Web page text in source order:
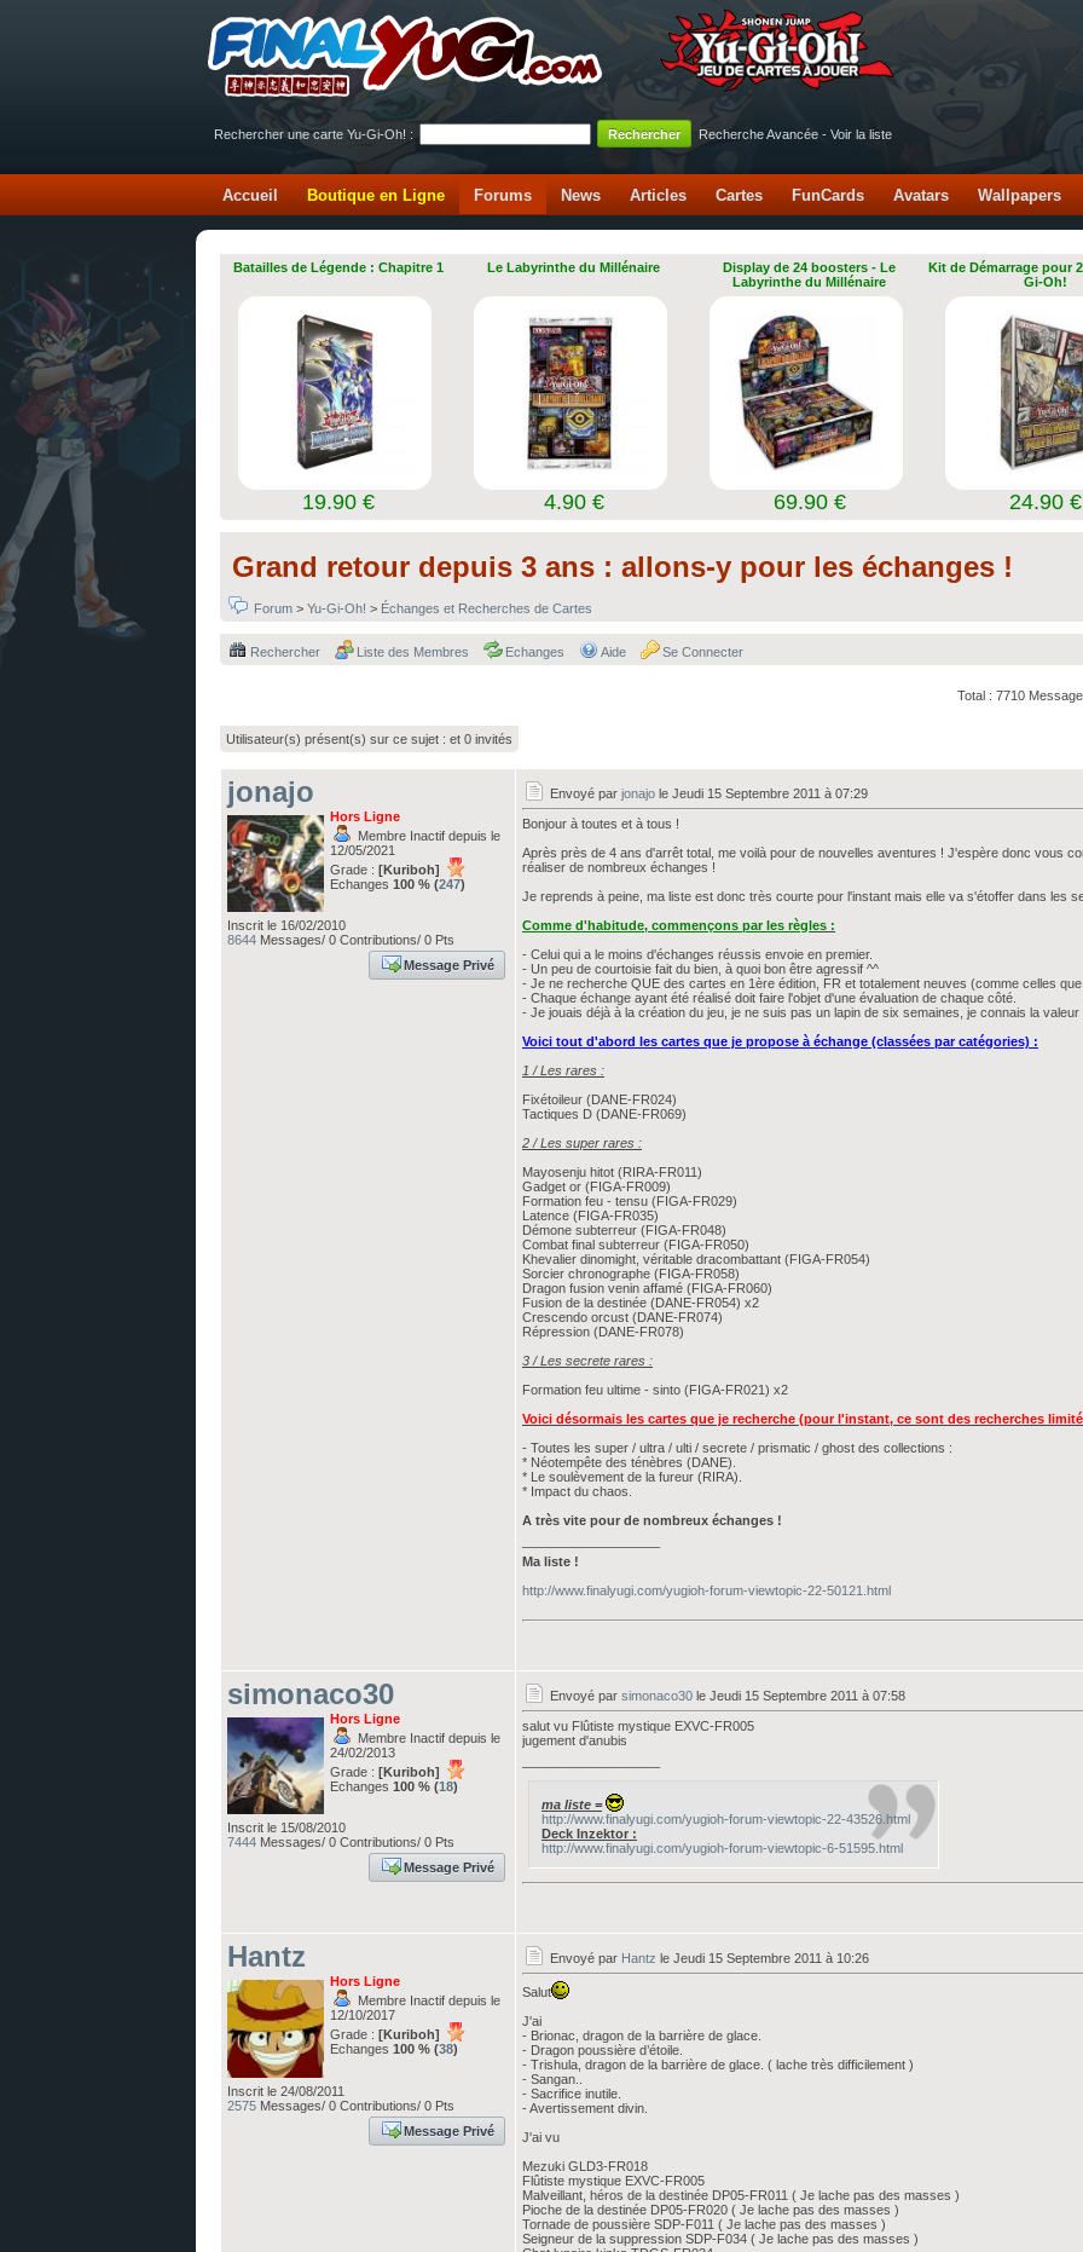
Rechercher une carte Yu-Gi-Oh! :
Recherche Avancée - Voir la liste
Accueil Boutique en Ligne Forums News Articles Cartes FunCards Avatars Wallpapers
Batailles de Légende : Chapitre 1
19.90 €
Le Labyrinthe du Millénaire
4.90 €
Display de 24 boosters - Le
Labyrinthe du Millénaire
69.90 €
Kit de Démarrage pour
Gi-Oh!
24.90 €
Grand retour depuis 3 ans : allons-y pour les échanges !
Forum > Yu-Gi-Oh! > Échanges et Recherches de Cartes
Rechercher Liste des Membres Echanges Aide Se Connecter
Total : 7710
Utilisateur(s) présent(s) sur ce sujet : et 0 invités
jonajo
Hors Ligne
Membre Inactif depuis le
12/05/2021
Grade : [Kuriboh]
Echanges 100 % (247)
Inscrit le 16/02/2010
8644 Messages/ 0 Contributions/ 0 Pts
Message Privé
Envoyé par jonajo le Jeudi 15 Septembre 2011 à 07:29
Bonjour à toutes et à tous !
Après près de 4 ans d'arrêt total, me voilà pour de nouvelles aventures ! J'espère donc vous
réaliser de nombreux échanges !
Je reprends à peine, ma liste est donc très courte pour l'instant mais elle va s'étoffer dans les
Comme d'habitude, commençons par les règles :
- Celui qui a le moins d'échanges réussis envoie en premier.
- Un peu de courtoisie fait du bien, à quoi bon être agressif ^^
- Je ne recherche QUE des cartes en 1ère édition, FR et totalement neuves (comme celles que
- Chaque échange ayant été réalisé doit faire l'objet d'une évaluation de chaque côté.
- Je jouais déjà à la création du jeu, je ne suis pas un lapin de six semaines, je connais la
Voici tout d'abord les cartes que je propose à échange (classées par catégories) :
1 / Les rares :
Fixétoileur (DANE-FR024)
Tactiques D (DANE-FR069)
2 / Les super rares :
Mayosenju hitot (RIRA-FR011)
Gadget or (FIGA-FR009)
Formation feu - tensu (FIGA-FR029)
Latence (FIGA-FR035)
Démone subterreur (FIGA-FR048)
Combat final subterreur (FIGA-FR050)
Khevalier dinomight, véritable dracombattant (FIGA-FR054)
Sorcier chronographe (FIGA-FR058)
Dragon fusion venin affamé (FIGA-FR060)
Fusion de la destinée (DANE-FR054) x2
Crescendo orcust (DANE-FR074)
Répression (DANE-FR078)
3 / Les secrete rares :
Formation feu ultime - sinto (FIGA-FR021) x2
Voici désormais les cartes que je recherche (pour l'instant, ce sont des recherches
- Toutes les super / ultra / ulti / secrete / prismatic / ghost des collections :
* Néotempête des ténèbres (DANE).
* Le soulèvement de la fureur (RIRA).
* Impact du chaos.
A très vite pour de nombreux échanges !
Ma liste !
http://www.finalyugi.com/yugioh-forum-viewtopic-22-50121.html
simonaco30
Hors Ligne
Membre Inactif depuis le
24/02/2013
Grade : [Kuriboh]
Echanges 100 % (18)
Inscrit le 15/08/2010
7444 Messages/ 0 Contributions/ 0 Pts
Message Privé
Envoyé par simonaco30 le Jeudi 15 Septembre 2011 à 07:58
salut vu Flûtiste mystique EXVC-FR005
jugement d'anubis
ma liste =
http://www.finalyugi.com/yugioh-forum-viewtopic-22-43526.html
Deck Inzektor :
http://www.finalyugi.com/yugioh-forum-viewtopic-6-51595.html
Hantz
Hors Ligne
Membre Inactif depuis le
12/10/2017
Grade : [Kuriboh]
Echanges 100 % (38)
Inscrit le 24/08/2011
2575 Messages/ 0 Contributions/ 0 Pts
Message Privé
Envoyé par Hantz le Jeudi 15 Septembre 2011 à 10:26
Salut
J'ai
- Brionac, dragon de la barrière de glace.
- Dragon poussière d’étoile.
- Trishula, dragon de la barrière de glace. ( lache très difficilement )
- Sangan..
- Sacrifice inutile.
- Avertissement divin.
J'ai vu
Mezuki GLD3-FR018
Flûtiste mystique EXVC-FR005
Malveillant, héros de la destinée DP05-FR011 ( Je lache pas des masses )
Pioche de la destinée DP05-FR020 ( Je lache pas des masses )
Tornade de poussière SDP-F011 ( Je lache pas des masses )
Seigneur de la suppression SDP-F034 ( Je lache pas des masses )